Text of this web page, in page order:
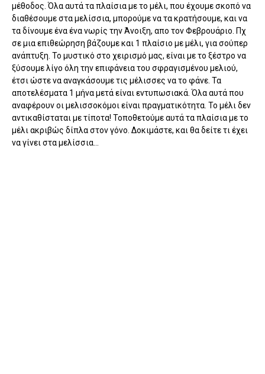
μέθοδος. Όλα αυτά τα πλαίσια με το μέλι, που έχουμε σκοπό να
διαθέσουμε στα μελίσσια, μπορούμε να τα κρατήσουμε, και να
τα δίνουμε ένα ένα νωρίς την Άνοιξη, απο τον Φεβρουάριο. Πχ
σε μια επιθεώρηση βάζουμε και 1 πλαίσιο με μέλι, για σούπερ
ανάπτυξη. Το μυστικό στο χειρισμό μας, είναι με το ξέστρο να
ξύσουμε λίγο όλη την επιφάνεια του σφραγισμένου μελιού,
έτσι ώστε να αναγκάσουμε τις μέλισσες να το φάνε. Τα
αποτελέσματα 1 μήνα μετά είναι εντυπωσιακά. Όλα αυτά που
αναφέρουν οι μελισσοκόμοι είναι πραγματικότητα. Το μέλι δεν
αντικαθίσταται με τίποτα! Τοποθετούμε αυτά τα πλαίσια με το
μέλι ακριβώς δίπλα στον γόνο. Δοκιμάστε, και θα δείτε τι έχει
να γίνει στα μελίσσια...